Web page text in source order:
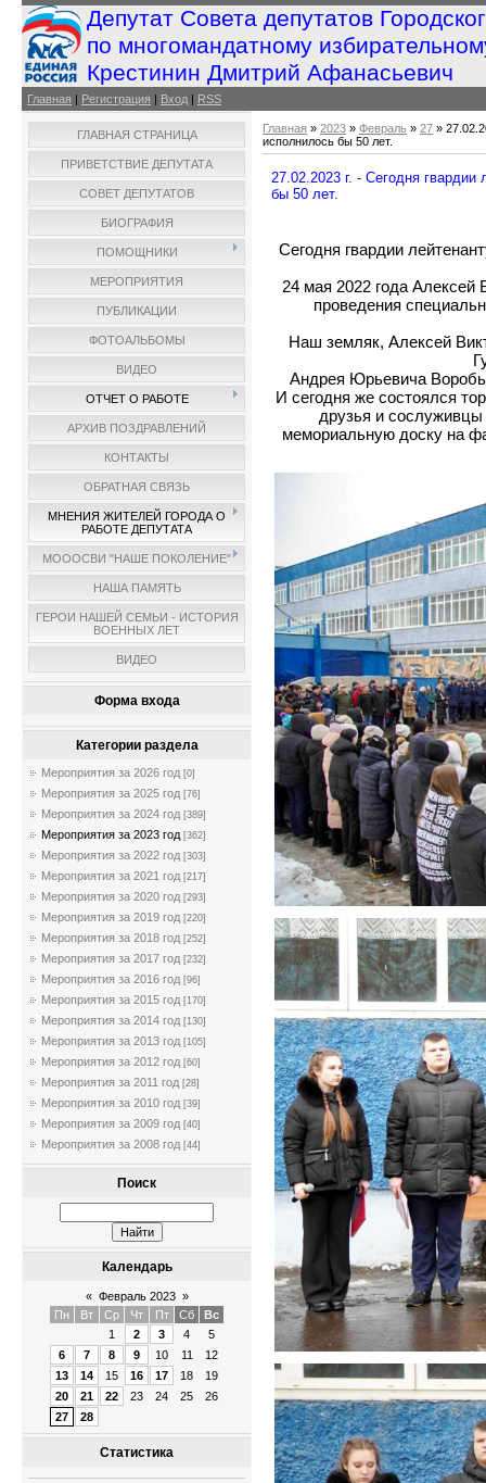
Депутат Совета депутатов
по многомандатному
Крестинин Дмитрий Афанасьевич
Главная | Регистрация | Вход | RSS
ГЛАВНАЯ СТРАНИЦА
ПРИВЕТСТВИЕ ДЕПУТАТА
СОВЕТ ДЕПУТАТОВ
БИОГРАФИЯ
ПОМОЩНИКИ
МЕРОПРИЯТИЯ
ПУБЛИКАЦИИ
ФОТОАЛЬБОМЫ
ВИДЕО
ОТЧЕТ О РАБОТЕ
АРХИВ ПОЗДРАВЛЕНИЙ
КОНТАКТЫ
ОБРАТНАЯ СВЯЗЬ
МНЕНИЯ ЖИТЕЛЕЙ ГОРОДА О
РАБОТЕ ДЕПУТАТА
МОООСВИ "НАШЕ ПОКОЛЕНИЕ"
НАША ПАМЯТЬ
ГЕРОИ НАШЕЙ СЕМЬИ - ИСТОРИЯ
ВОЕННЫХ ЛЕТ
ВИДЕО
Форма входа
Категории раздела
Мероприятия за 2026 год [0]
Мероприятия за 2025 год [76]
Мероприятия за 2024 год [389]
Мероприятия за 2023 год [362]
Мероприятия за 2022 год [303]
Мероприятия за 2021 год [217]
Мероприятия за 2020 год [293]
Мероприятия за 2019 год [220]
Мероприятия за 2018 год [252]
Мероприятия за 2017 год [232]
Мероприятия за 2016 год [96]
Мероприятия за 2015 год [170]
Мероприятия за 2014 год [130]
Мероприятия за 2013 год [105]
Мероприятия за 2012 год [60]
Мероприятия за 2011 год [28]
Мероприятия за 2010 год [39]
Мероприятия за 2009 год [40]
Мероприятия за 2008 год [44]
Поиск
Календарь
« Февраль 2023 »
Пн
Вт Ср Чт Пт Сб
Вс
1
2 3 4
5
6
7 8 9 10 11
12
13
14 15 16 17 18
19
20
21 22 23 24 25
26
27
28
Статистика
Главная » 2023 » Февраль » 27 »
исполнилось бы 50 лет.
27.02.2023 г. - Сегодня
бы 50 лет.
Сегодня гвардии
24 мая 2022 года Алексей
проведения
Наш земляк, Алексей
Андрея Юрьевича
И сегодня же состоялся
друзья и сослуживцы
мемориальную доску на